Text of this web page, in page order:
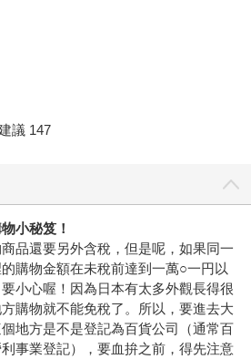
議 147
小秘笈！
品還要另外含稅，但是呢，如果同一
購物金額在未稅前達到一萬○一円以
小心喔！因為日本有太多外觀長得很
購物就不能免稅了。所以，要進去大
地方是不是登記為百貨公司（通常百
事業登記），要血拚之前，得先注意